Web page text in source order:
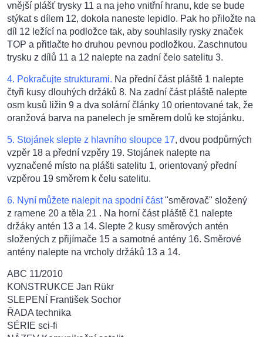
vnější plášť trysky 11 a na jeho vnitřní hranu, kde se bude
stýkat s dílem 12, dokola naneste lepidlo. Pak ho přiložte na
díl 12 ležící na podložce tak, aby souhlasily rysky značek
TOP a přitlačte ho druhou pevnou podložkou. Zaschnutou
trysku z dílů 11 a 12 nalepte na zadní čelo satelitu 3.
4. Pokračujte strukturami. Na přední část pláště 1 nalepte
čtyři kusy dlouhých držáků 8. Na zadní část pláště nalepte
osm kusů ližin 9 a dva solární články 10 orientované tak, že
oranžová barva na panelech je směrem dolů ke stojánku.
5. Stojánek slepte z hlavního sloupce 17, dvou podpůrných
vzpěr 18 a přední vzpěry 19. Stojánek nalepte na
vyznačené místo na plášti satelitu 1, orientovaný přední
vzpěrou 19 směrem k čelu satelitu.
6. Nyní můžete nalepit na spodní část"směrovač" složený
z ramene 20 a těla 21 . Na horní část pláště č1 nalepte
držáky antén 13 a 14. Slepte 2 kusy směrových antén
složených z přijímače 15 a samotné antény 16. Směrové
antény nalepte na vrcholy držáků 13 a 14.
ABC 11/2010
KONSTRUKCE Jan Rükr
SLEPENÍ František Sochor
ŘADA technika
SÉRIE sci-fi